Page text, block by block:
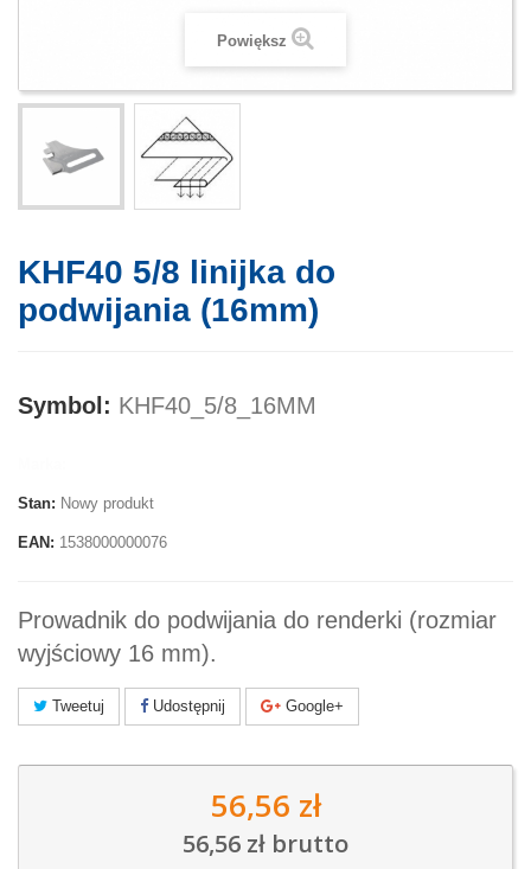
Powiększ
KHF40 5/8 linijka do
podwijania (16mm)
Symbol: KHF40_5/8_16MM
Stan: Nowy produkt
EAN: 1538000000076
Prowadnik do podwijania do renderki (rozmiar
wyjściowy 16 mm).
Tweetuj Udostępnij Google+
56,56 zł
56,56 zł brutto